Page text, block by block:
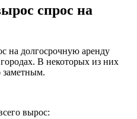
спрос на
на долгосрочную аренду
В некоторых из них
заметным.
вырос: